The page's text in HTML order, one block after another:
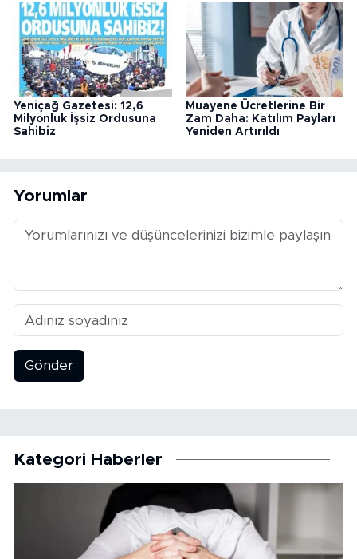
Yeniçağ Gazetesi: 12,6
Milyonluk İşsiz Ordusuna
Sahibiz
Muayene Ücretlerine Bir
Zam Daha: Katılım Payları
Yeniden Artırıldı
Yorumlar
Gönder
Kategori Haberler